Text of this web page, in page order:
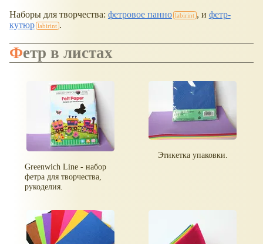
Наборы для творчества: фетровое панно , и фетр-
кутюр
.
Фетр в листах
Greenwich Line - набор
фетра для творчества,
рукоделия.
Этикетка упаковки.